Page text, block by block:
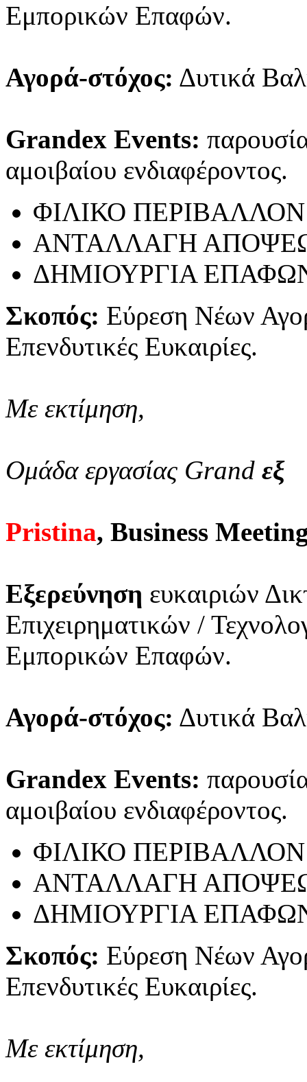
Εμπορικών Επαφών.
Αγορά-στόχος: Δυτικά
Grandex Events:
αμοιβαίου ενδιαφέροντος.
ΦΙΛΙΚΟ ΠΕΡΙΒΑΛΛΟΝ
ΑΝΤΑΛΛΑΓΗ
ΔΗΜΙΟΥΡΓΙΑ
Σκοπός: Εύρεση Νέων
Επενδυτικές Ευκαιρίες.
Με εκτίμηση,
Ομάδα εργασίας Grand εξ
Pristina, Business
Εξερεύνηση ευκαιριών
Επιχειρηματικών /
Εμπορικών Επαφών.
Αγορά-στόχος: Δυτικά
Grandex Events:
αμοιβαίου ενδιαφέροντος.
ΦΙΛΙΚΟ ΠΕΡΙΒΑΛΛΟΝ
ΑΝΤΑΛΛΑΓΗ
ΔΗΜΙΟΥΡΓΙΑ
Σκοπός: Εύρεση Νέων
Επενδυτικές Ευκαιρίες.
Με εκτίμηση,